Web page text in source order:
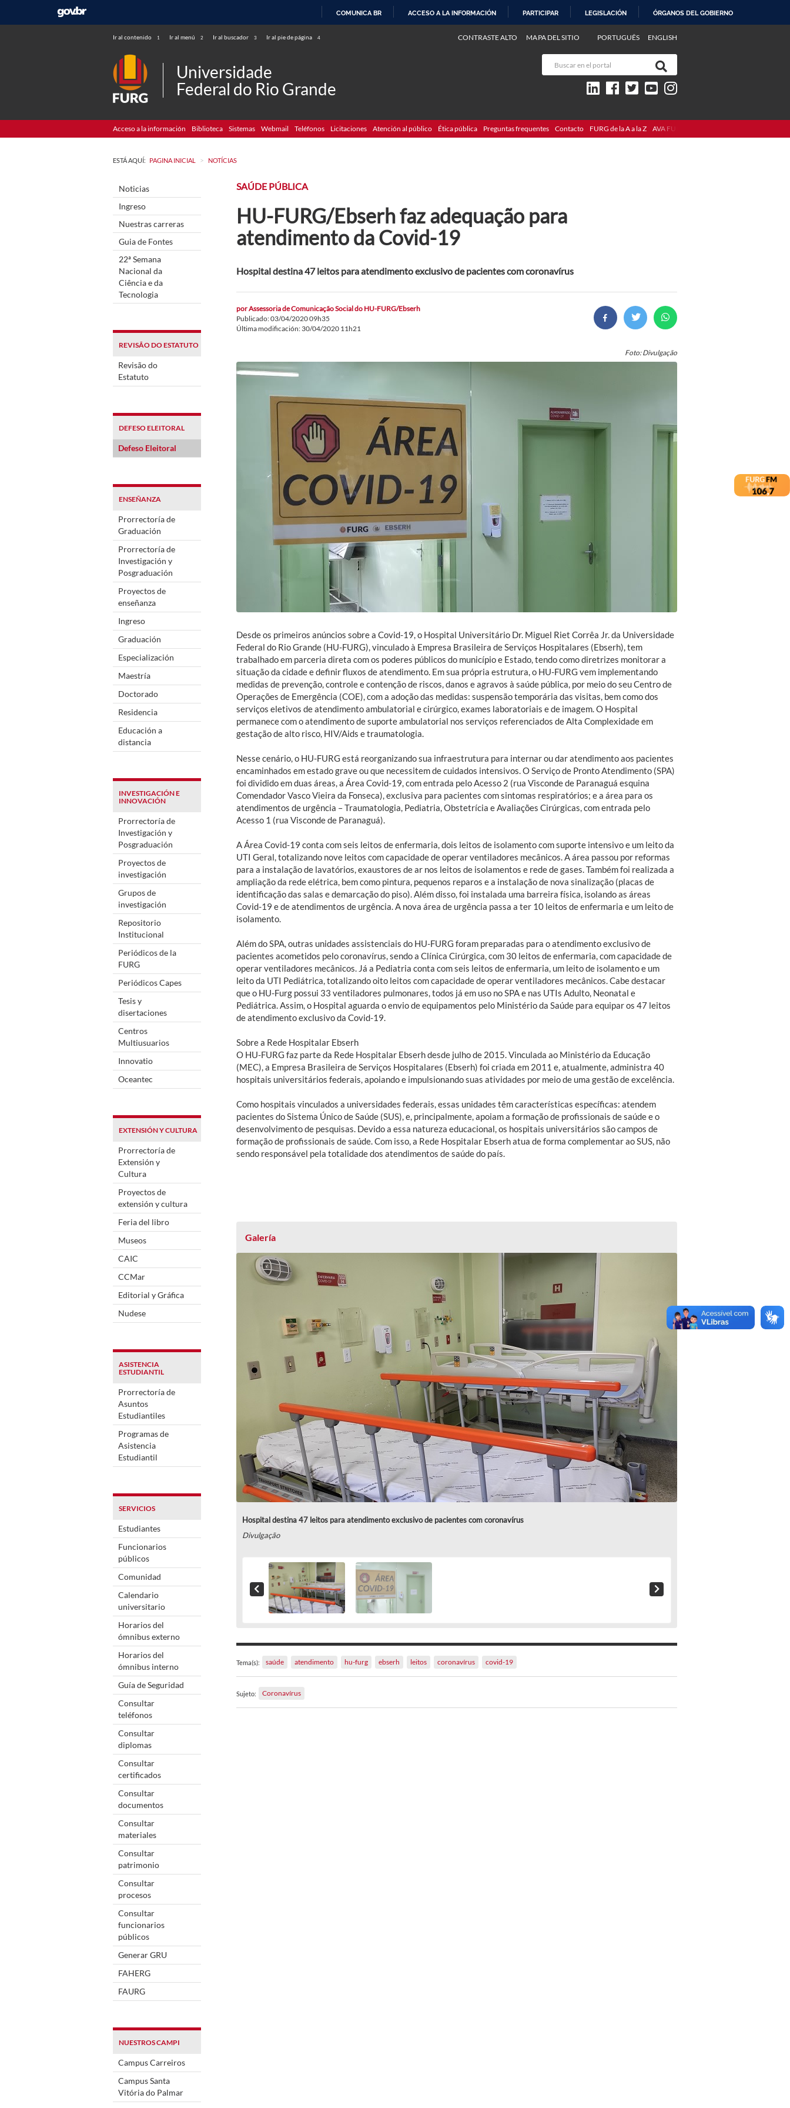
COMUNICA BR ACCESO A LA INFORMACIÓN PARTICIPAR LEGISLACIÓN ÓRGANOS DEL GOBIERNO
Ir al contenido 1 Ir al menú 2 Ir al buscador 3 Ir al pie de página 4 PORTUGUÊS ENGLISH
CONTRASTE ALTO MAPA DEL SITIO
Universidade
Federal do Rio Grande
Acceso a la información Biblioteca Sistemas Webmail Teléfonos Licitaciones Atención al público Ética pública Preguntas frequentes Contacto FURG de la A a la Z AVA FURG
ESTÁ AQUÍ: PAGINA INICIAL > NOTÍCIAS
Noticias
Ingreso
Nuestras carreras
Guia de Fontes
22ª Semana
Nacional da
Ciência e da
Tecnologia
REVISÃO DO ESTATUTO
Revisão do
Estatuto
DEFESO ELEITORAL
Defeso Eleitoral
ENSEÑANZA
Prorrectoría de
Graduación
Prorrectoría de
Investigación y
Posgraduación
Proyectos de
enseñanza
Ingreso
Graduación
Especialización
Maestría
Doctorado
Residencia
Educación a
distancia
INVESTIGACIÓN E
INNOVACIÓN
Prorrectoría de
Investigación y
Posgraduación
Proyectos de
investigación
Grupos de
investigación
Repositorio
Institucional
Periódicos de la
FURG
Periódicos Capes
Tesis y
disertaciones
Centros
Multiusuarios
Innovatio
Oceantec
EXTENSIÓN Y CULTURA
Prorrectoría de
Extensión y
Cultura
Proyectos de
extensión y cultura
Feria del libro
Museos
CAIC
CCMar
Editorial y Gráfica
Nudese
ASISTENCIA
ESTUDIANTIL
Prorrectoría de
Asuntos
Estudiantiles
Programas de
Asistencia
Estudiantil
SERVICIOS
Estudiantes
Funcionarios
públicos
Comunidad
Calendario
universitario
Horarios del
ómnibus externo
Horarios del
ómnibus interno
Guía de Seguridad
Consultar
teléfonos
Consultar
diplomas
Consultar
certificados
Consultar
documentos
Consultar
materiales
Consultar
patrimonio
Consultar
procesos
Consultar
funcionarios
públicos
Generar GRU
FAHERG
FAURG
NUESTROS CAMPI
Campus Carreiros
Campus Santa
Vitória do Palmar
SAÚDE PÚBLICA
HU-FURG/Ebserh faz adequação para
atendimento da Covid-19
Hospital destina 47 leitos para atendimento exclusivo de pacientes com coronavírus
porAssessoria de Comunicação Social do HU-FURG/Ebserh
Publicado: 03/04/2020 09h35
Última modificación: 30/04/2020 11h21
Foto: Divulgação
Desde os primeiros anúncios sobre a Covid-19, o Hospital Universitário Dr. Miguel Riet Corrêa Jr. da Universidade
Federal do Rio Grande (HU-FURG), vinculado à Empresa Brasileira de Serviços Hospitalares (Ebserh), tem
trabalhado em parceria direta com os poderes públicos do município e Estado, tendo como diretrizes monitorar a
situação da cidade e definir fluxos de atendimento. Em sua própria estrutura, o HU-FURG vem implementando
medidas de prevenção, controle e contenção de riscos, danos e agravos à saúde pública, por meio do seu Centro de
Operações de Emergência (COE), com a adoção das medidas: suspensão temporária das visitas, bem como dos
serviços eletivos de atendimento ambulatorial e cirúrgico, exames laboratoriais e de imagem. O Hospital
permanece com o atendimento de suporte ambulatorial nos serviços referenciados de Alta Complexidade em
gestação de alto risco, HIV/Aids e traumatologia.
Nesse cenário, o HU-FURG está reorganizando sua infraestrutura para internar ou dar atendimento aos pacientes
encaminhados em estado grave ou que necessitem de cuidados intensivos. O Serviço de Pronto Atendimento (SPA)
foi dividido em duas áreas, a Área Covid-19, com entrada pelo Acesso 2 (rua Visconde de Paranaguá esquina
Comendador Vasco Vieira da Fonseca), exclusiva para pacientes com sintomas respiratórios; e a área para os
atendimentos de urgência – Traumatologia, Pediatria, Obstetrícia e Avaliações Cirúrgicas, com entrada pelo
Acesso 1 (rua Visconde de Paranaguá).
A Área Covid-19 conta com seis leitos de enfermaria, dois leitos de isolamento com suporte intensivo e um leito da
UTI Geral, totalizando nove leitos com capacidade de operar ventiladores mecânicos. A área passou por reformas
para a instalação de lavatórios, exaustores de ar nos leitos de isolamentos e rede de gases. Também foi realizada a
ampliação da rede elétrica, bem como pintura, pequenos reparos e a instalação de nova sinalização (placas de
identificação das salas e demarcação do piso). Além disso, foi instalada uma barreira física, isolando as áreas
Covid-19 e de atendimentos de urgência. A nova área de urgência passa a ter 10 leitos de enfermaria e um leito de
isolamento.
Além do SPA, outras unidades assistenciais do HU-FURG foram preparadas para o atendimento exclusivo de
pacientes acometidos pelo coronavírus, sendo a Clínica Cirúrgica, com 30 leitos de enfermaria, com capacidade de
operar ventiladores mecânicos. Já a Pediatria conta com seis leitos de enfermaria, um leito de isolamento e um
leito da UTI Pediátrica, totalizando oito leitos com capacidade de operar ventiladores mecânicos. Cabe destacar
que o HU-Furg possui 33 ventiladores pulmonares, todos já em uso no SPA e nas UTIs Adulto, Neonatal e
Pediátrica. Assim, o Hospital aguarda o envio de equipamentos pelo Ministério da Saúde para equipar os 47 leitos
de atendimento exclusivo da Covid-19.
Sobre a Rede Hospitalar Ebserh
O HU-FURG faz parte da Rede Hospitalar Ebserh desde julho de 2015. Vinculada ao Ministério da Educação
(MEC), a Empresa Brasileira de Serviços Hospitalares (Ebserh) foi criada em 2011 e, atualmente, administra 40
hospitais universitários federais, apoiando e impulsionando suas atividades por meio de uma gestão de excelência.
Como hospitais vinculados a universidades federais, essas unidades têm características específicas: atendem
pacientes do Sistema Único de Saúde (SUS), e, principalmente, apoiam a formação de profissionais de saúde e o
desenvolvimento de pesquisas. Devido a essa natureza educacional, os hospitais universitários são campos de
formação de profissionais de saúde. Com isso, a Rede Hospitalar Ebserh atua de forma complementar ao SUS, não
sendo responsável pela totalidade dos atendimentos de saúde do país.
Galería
Hospital destina 47 leitos para atendimento exclusivo de pacientes com coronavírus
Divulgação
Tema(s): saúde atendimento hu-furg ebserh leitos coronavírus covid-19
Sujeto: Coronavírus